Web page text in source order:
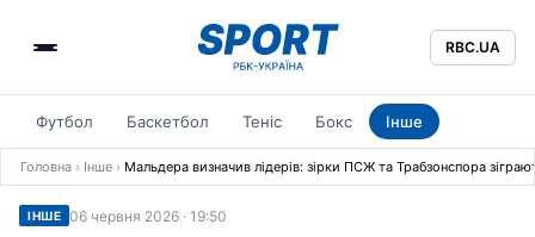
RBC.UA
Футбол Баскетбол Теніс Бокс Інше
Головна › Інше › Мальдера визначив лідерів: зірки ПСЖ та Трабзонспора
ІНШЕ 06 червня 2026 · 19:50